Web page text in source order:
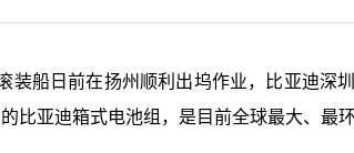
装船日前在扬州顺利出坞作业，比亚迪深
比亚迪箱式电池组，是目前全球最大、最